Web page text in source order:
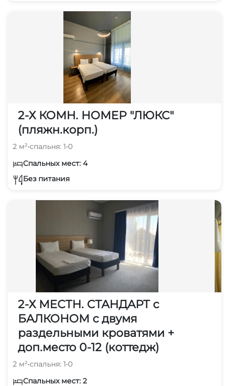
2-Х КОМН. НОМЕР "ЛЮКС"
(пляжн.корп.)
2 м²•спальня: 1•0
Спальных мест: 4
Без питания
2-Х МЕСТН. СТАНДАРТ с
БАЛКОНОМ с двумя
раздельными кроватями +
доп.место 0-12 (коттедж)
2 м²•спальня: 1•0
Спальных мест: 2